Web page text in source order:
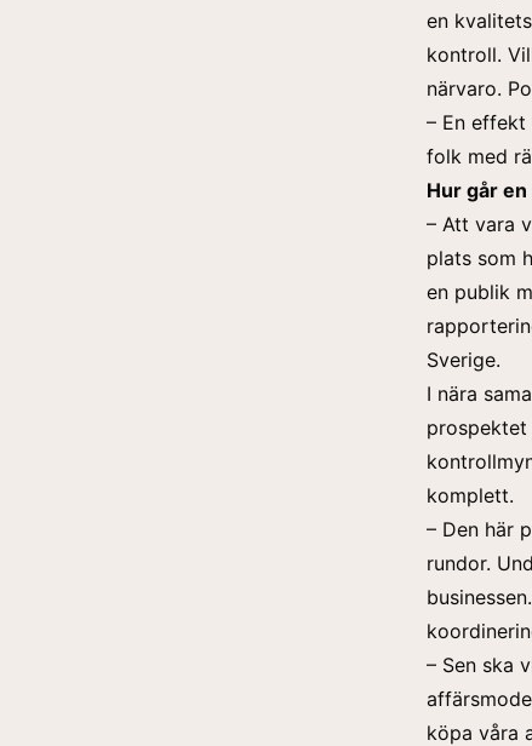
en
kontroll.
närvaro.
– En
folk med
Hur går
– Att vara
plats som
en publik
Sverige.
I nära
prospektet
komplett.
– Den här
rundor.
– Sen ska
köpa våra